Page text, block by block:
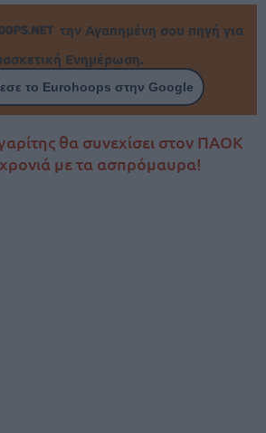
την Αγαπημένη σου πηγή για
Ενημέρωση.
το Eurohoops στην Google
θα συνεχίσει στον ΠΑΟΚ
χρονιά με τα ασπρόμαυρα!